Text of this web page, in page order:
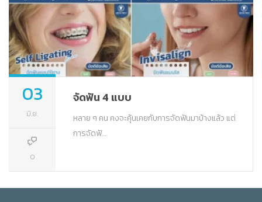
03
มิ.ย.
0
จัดฟัน 4 แบบ
หลาย ๆ คน คงจะคุ้นเคยกับการจัดฟันมาบ้างแล้ว แต่
การจัดฟั…